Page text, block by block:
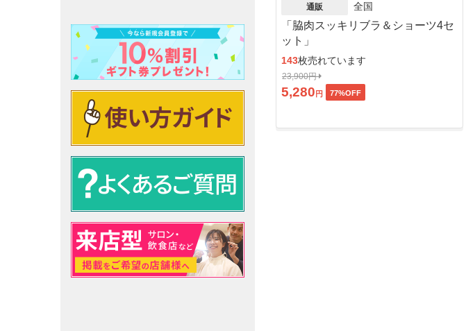
通販 全国
「脇肉スッキリブラ＆ショーツ4セ
ット」
143枚売れています
23,900円
5,280 円 77%OFF